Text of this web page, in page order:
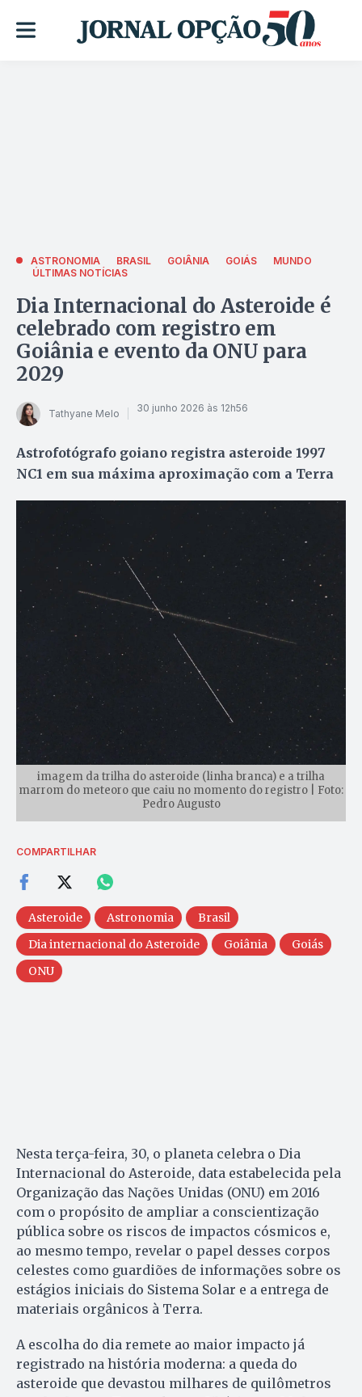
ASTRONOMIA BRASIL GOIÂNIA GOIÁS
MUNDO
ÚLTIMAS NOTÍCIAS
Dia Internacional do Asteroide é
celebrado com registro em
Goiânia e evento da ONU para
2029
Tathyane Melo 30 junho 2026 às 12h56
Astrofotógrafo goiano registra asteroide 1997
NC1 em sua máxima aproximação com a Terra
imagem da trilha do asteroide (linha branca) e a trilha
marrom do meteoro que caiu no momento do registro | Foto:
Pedro Augusto
COMPARTILHAR
Asteroide Astronomia
Brasil
Dia internacional do Asteroide
Goiânia
Goiás
ONU
Nesta terça-feira, 30, o planeta celebra o Dia
Internacional do Asteroide, data estabelecida pela
Organização das Nações Unidas (ONU) em 2016
com o propósito de ampliar a conscientização
pública sobre os riscos de impactos cósmicos e,
ao mesmo tempo, revelar o papel desses corpos
celestes como guardiões de informações sobre os
estágios iniciais do Sistema Solar e a entrega de
materiais orgânicos à Terra.
A escolha do dia remete ao maior impacto já
registrado na história moderna: a queda do
asteroide que devastou milhares de quilômetros